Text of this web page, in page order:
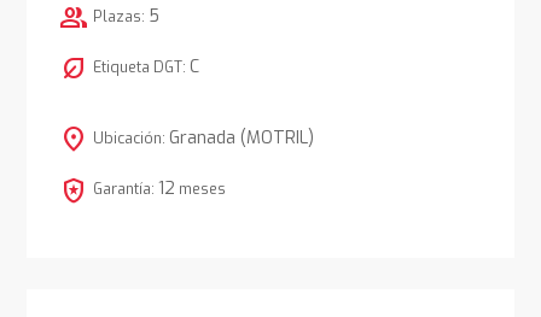
group Plazas: 5
nest_eco_leaf Etiqueta DGT: C
location_on Ubicación: Granada (MOTRIL)
local_police Garantía: 12 meses